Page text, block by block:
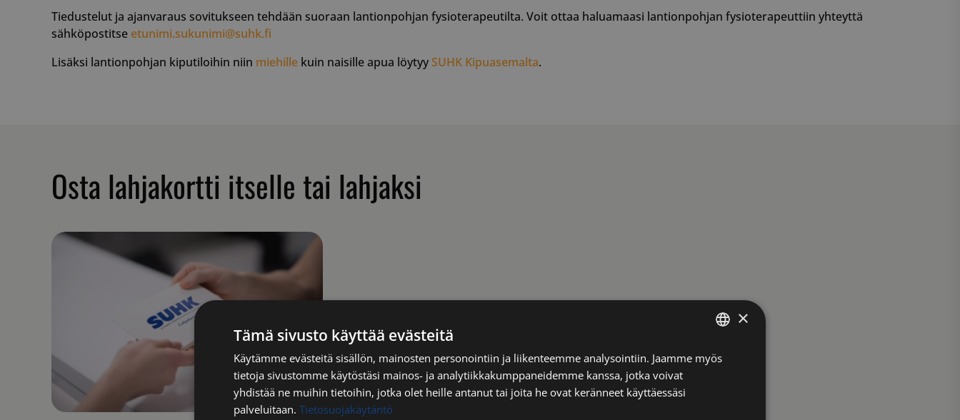
Tiedustelut ja ajanvaraus sovitukseen tehdään suoraan lantionpohjan fysioterapeutilta. Voit ottaa haluamaasi lantionpohjan fysioterapeuttiin yhteyttä
sähköpostitse etunimi.sukunimi@suhk.fi
Lisäksi lantionpohjan kiputiloihin niin miehille kuin naisille apua löytyy SUHK Kipuasemalta.
Osta lahjakortti itselle tai lahjaksi
FINNISH
×
Tämä sivusto käyttää evästeitä
Käytämme evästeitä sisällön, mainosten personointiin ja liikenteemme analysointiin. Jaamme myös
tietoja sivustomme käytöstäsi mainos- ja analytiikkakumppaneidemme kanssa, jotka voivat
yhdistää ne muihin tietoihin, jotka olet heille antanut tai joita he ovat keränneet käyttäessäsi
palveluitaan. Tietosuojakäytäntö